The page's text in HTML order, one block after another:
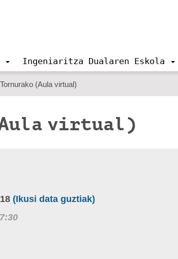
Ingeniaritza Dualaren Eskola
(Aula virtual)
(Aula virtual)
(Ikusi data guztiak)